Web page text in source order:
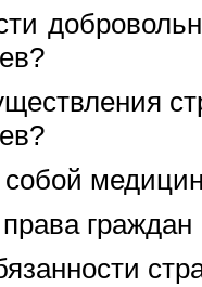
собой